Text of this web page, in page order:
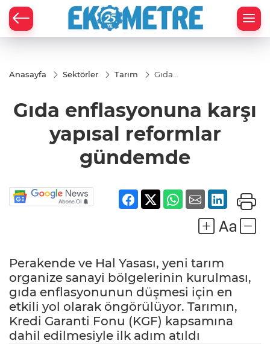
Anasayfa Sektörler Tarım
Gıda
gündemde
Gıda enflasyonuna karşı
yapısal reformlar
gündemde
Perakende ve Hal Yasası, yeni tarım
organize sanayi bölgelerinin kurulması,
gıda enflasyonunun düşmesi için en
etkili yol olarak öngörülüyor. Tarımın,
Kredi Garanti Fonu (KGF) kapsamına
dahil edilmesiyle ilk adım atıldı